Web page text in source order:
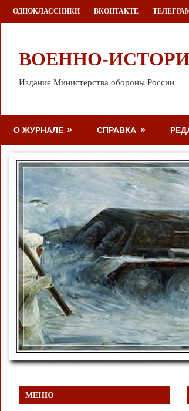
Перейти
к
ОДНОКЛАССНИКИ ВКОНТАКТЕ
ВОЕННО-
Издание Министерства обороны России
О ЖУРНАЛЕ СПРАВКА
МЕНЮ